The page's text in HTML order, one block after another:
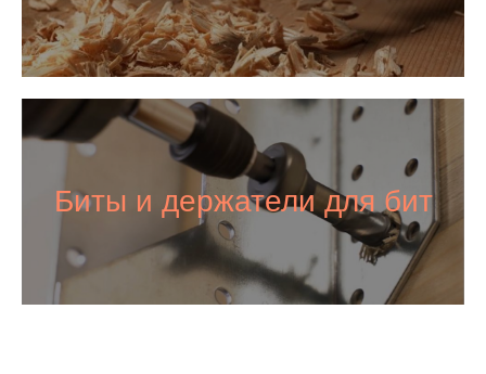
Биты и держатели для бит